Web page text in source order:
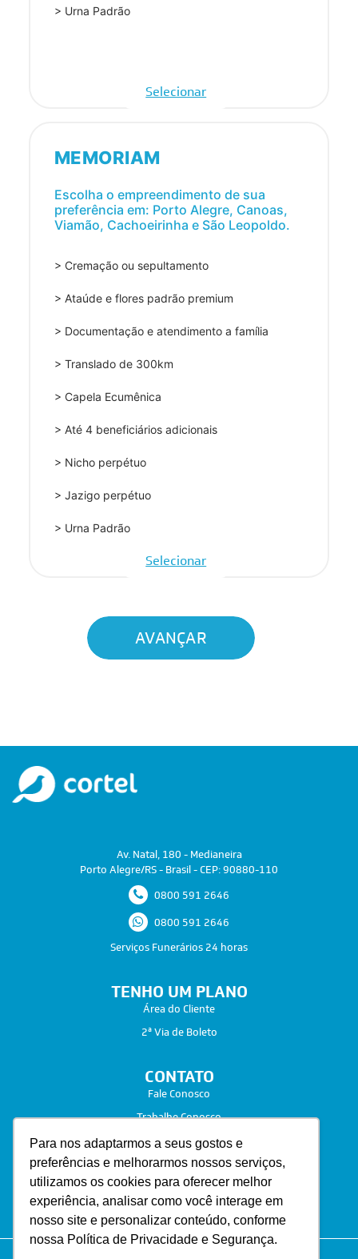
Para nos adaptarmos a seus gostos e
preferências e melhorarmos nossos serviços,
utilizamos os cookies para oferecer melhor
experiência, analisar como você interage em
nosso site e personalizar conteúdo, conforme
nossa Política de Privacidade e Segurança.
> Urna Padrão
Selecionar
MEMORIAM
Escolha o empreendimento de sua
preferência em: Porto Alegre, Canoas,
Viamão, Cachoeirinha e São Leopoldo.
> Cremação ou sepultamento
> Ataúde e flores padrão premium
> Documentação e atendimento a família
> Translado de 300km
> Capela Ecumênica
> Até 4 beneficiários adicionais
> Nicho perpétuo
> Jazigo perpétuo
> Urna Padrão
Selecionar
AVANÇAR
Av. Natal, 180 - Medianeira
Porto Alegre/RS - Brasil - CEP: 90880-110
0800 591 2646
0800 591 2646
Serviços Funerários 24 horas
TENHO UM PLANO
Área do Cliente
2ª Via de Boleto
CONTATO
Fale Conosco
Trabalhe Conosco